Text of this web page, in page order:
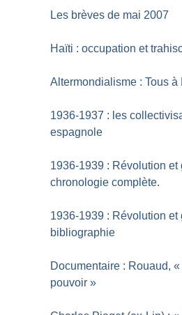
Les brèves de mai 2007
Haïti : occupation et
Altermondialisme : Tous à
1936-1937 : les
espagnole
1936-1939 : Révolution et
chronologie complète.
1936-1939 : Révolution et
bibliographie
Documentaire : Rouaud, «
pouvoir »